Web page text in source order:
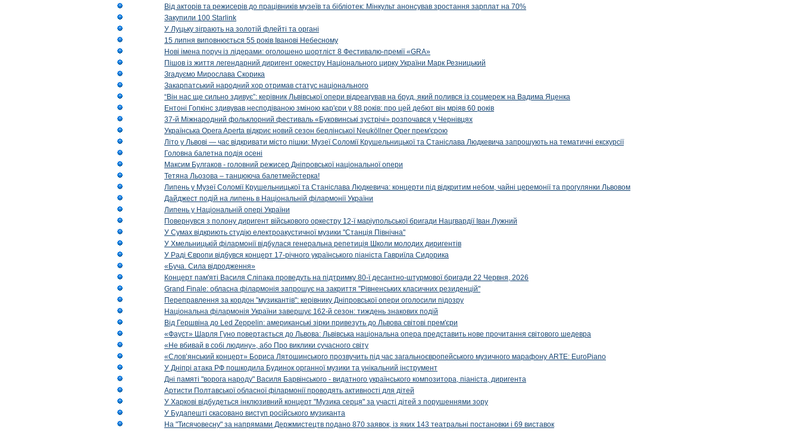
Від акторів та режисерів до працівників музеїв та бібліотек: Мінкульт анонсував зростання зарплат на 70%
Закупили 100 Starlink
У Луцьку зіграють на золотій флейті та органі
15 липня виповнюється 55 років Іванові Небесному
Нові імена поруч із лідерами: оголошено шортліст 8 Фестивалю-премії «GRA»
Пішов із життя легендарний диригент оркестру Національного цирку України Марк Резницький
Згадуємо Мирослава Скорика
Закарпатський народний хор отримав статус національного
“Він нас ще сильно здивує”: керівник Львівської опери відреагував на бруд, який полився із соцмереж на Вадима Яценка
Ентоні Гопкінс здивував несподіваною зміною кар'єри у 88 років: про цей дебют він мріяв 60 років
37-й Міжнародний фольклорний фестиваль «Буковинські зустрічі» розпочався у Чернівцях
Українська Opera Aperta відкриє новий сезон берлінської Neuköllner Oper прем'єрою
Літо у Львові — час відкривати місто пішки: Музеї Соломії Крушельницької та Станіслава Людкевича запрошують на тематичні екскурсії
Головна балетна подія осені
Максим Булгаков - головний режисер Дніпровської національної опери
Тетяна Льозова – танцююча балетмейстерка!
Липень у Музеї Соломії Крушельницької та Станіслава Людкевича: концерти під відкритим небом, чайні церемонії та прогулянки Львовом
Дайджест подій на липень в Національній філармонії України
Липень у Національній опері України
Повернувся з полону диригент військового оркестру 12-ї маріупольської бригади Нацгвардії Іван Лужний
У Сумах відкриють студію електроакустичної музики "Станція Північна"
У Хмельницькій філармонії відбулася генеральна репетиція Школи молодих диригентів
У Раді Європи відбувся концерт 17-річного українського піаніста Гавриїла Сидорика
«Буча. Сила відродження»
Концерт пам'яті Василя Сліпака проведуть на підтримку 80-ї десантно-штурмової бригади 22 Червня, 2026
Grand Finale: обласна філармонія запрошує на закриття "Рівненських класичних резиденцій"
Переправлення за кордон "музикантів": керівнику Дніпровської опери оголосили підозру
Національна філармонія України завершує 162-й сезон: тиждень знакових подій
Від Гершвіна до Led Zeppelin: американські зірки привезуть до Львова світові прем'єри
«Фауст» Шарля Гуно повертається до Львова: Львівська національна опера представить нове прочитання світового шедевра
«Не вбивай в собі людину», або Про виклики сучасного світу
«Слов’янський концерт» Бориса Лятошинського прозвучить під час загальноєвропейського музичного марафону ARTE: EuroPiano
У Дніпрі атака РФ пошкодила Будинок органної музики та унікальний інструмент
Дні памяті "ворога народу" Василя Барвінського - видатного українського композитора, піаніста, диригента
Артисти Полтавської обласної філармонії проводять активності для дітей
У Харкові відбудеться інклюзивний концерт "Музика серця" за участі дітей з порушеннями зору
У Будапешті скасовано виступ російського музиканта
На "Тисячовесну" за напрямами Держмистецтв подано 870 заявок, із яких 143 театральні постановки і 69 виставок